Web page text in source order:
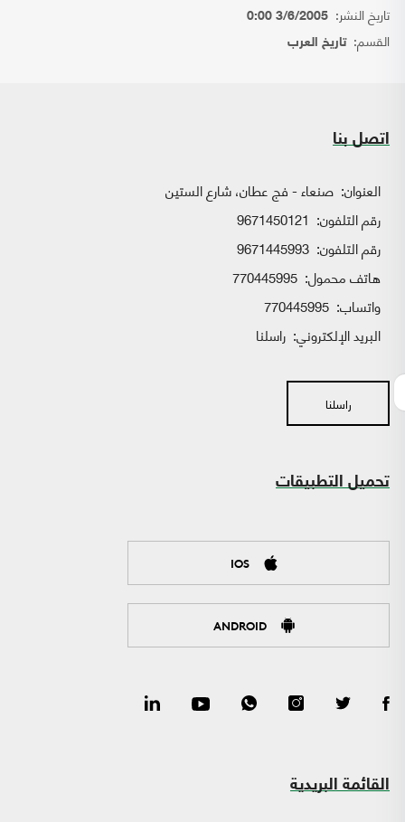
تاريخ النشر: 3/6/2005 0:00
القسم:تاريخ العرب
اتصل بنا
العنوان: صنعاء - فج عطان، شارع الستين
رقم التلفون: 9671450121
رقم التلفون: 9671445993
هاتف محمول: 770445995
واتساب:
البريد الإلكتروني: راسلنا
راسلنا
تحميل التطبيقات
IOS
ANDROID
القائمة البريدية